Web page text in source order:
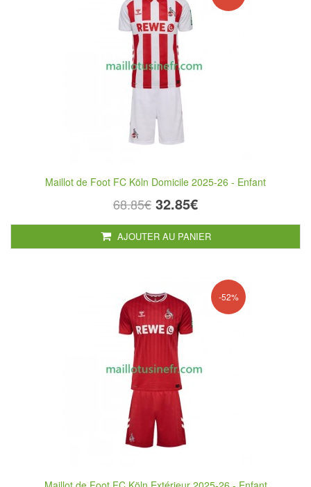
Maillot de Foot FC Köln Domicile 2025-26 - Enfant
68.85€ 32.85€
AJOUTER AU PANIER
-52%